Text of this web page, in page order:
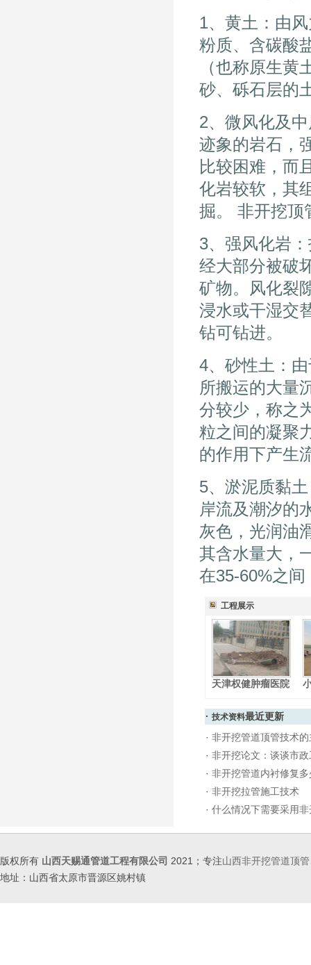
1、黄土：由
粉质、含碳酸
（也称原生
砂、砾石层的
2、微风化及
迹象的岩石，
比较困难，而
化岩较软，其
掘。 非开挖
3、强风化岩
经大部分被破
矿物。风化裂
浸水或干湿交
钻可钻进。
4、砂性土：
所搬运的大量
分较少，称之
粒之间的凝聚
的作用下产生
5、淤泥质黏
岸流及潮汐的
灰色，光润油
其含水量大，
在35-60%之
工程展示
天津权健肿瘤医院
· 技术资料最近更新
· 非开挖管道顶管技术
· 非开挖论文：谈谈市
· 非开挖管道内衬修复
· 非开挖拉管施工技术
· 什么情况下需要采用
版权所有 山西天赐通管道工程有限公司 2021；专注山西非开挖管道顶管
地址：山西省太原市晋源区姚村镇